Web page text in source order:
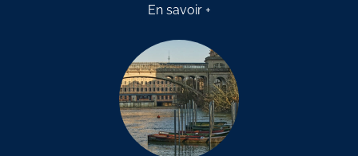
En savoir +